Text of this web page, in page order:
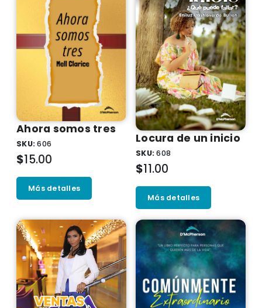
Ahora somos tres
SKU:606
$15.00
Más detalles
Locura de un inicio
SKU:608
$11.00
Más detalles